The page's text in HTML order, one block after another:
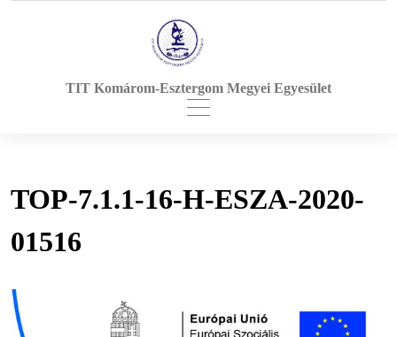
TIT Komárom-Esztergom Megyei Egyesület
TOP-7.1.1-16-H-ESZA-2020-
01516